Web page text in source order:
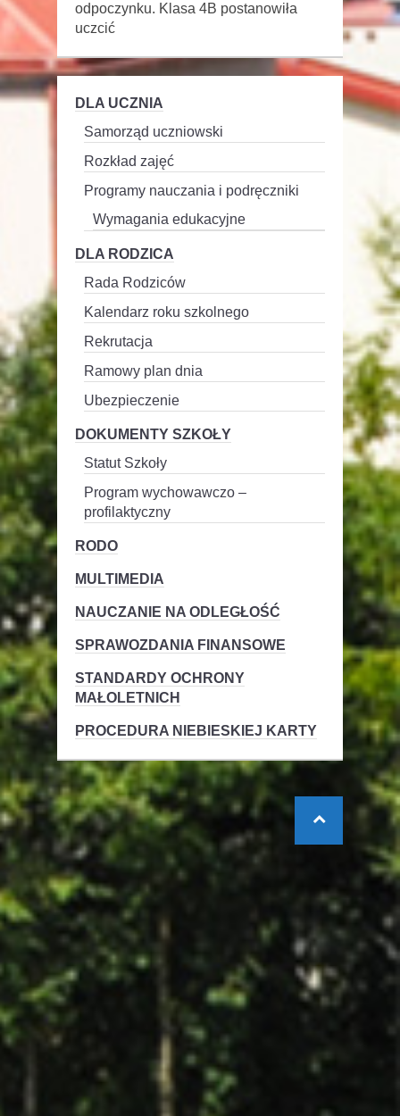
odpoczynku. Klasa 4B postanowiła
uczcić
DLA UCZNIA
Samorząd uczniowski
Rozkład zajęć
Programy nauczania i podręczniki
Wymagania edukacyjne
DLA RODZICA
Rada Rodziców
Kalendarz roku szkolnego
Rekrutacja
Ramowy plan dnia
Ubezpieczenie
DOKUMENTY SZKOŁY
Statut Szkoły
Program wychowawczo –
profilaktyczny
RODO
MULTIMEDIA
NAUCZANIE NA ODLEGŁOŚĆ
SPRAWOZDANIA FINANSOWE
STANDARDY OCHRONY
MAŁOLETNICH
PROCEDURA NIEBIESKIEJ KARTY